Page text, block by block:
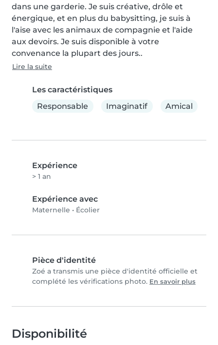
dans une garderie. Je suis créative, drôle et
énergique, et en plus du babysitting, je suis à
l'aise avec les animaux de compagnie et l'aide
aux devoirs. Je suis disponible à votre
convenance la plupart des jours..
Lire la suite
Les caractéristiques
Responsable
Imaginatif Amical
Expérience
> 1 an
Expérience avec
Maternelle • Écolier
Pièce d'identité
Zoé a transmis une pièce d'identité officielle et
complété les vérifications photo. En savoir plus
Disponibilité